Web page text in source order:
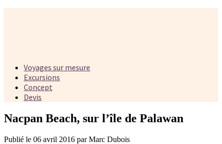
Voyages sur mesure
Excursions
Concept
Devis
Nacpan Beach, sur l’île de Palawan
Publié le 06 avril 2016 par Marc Dubois